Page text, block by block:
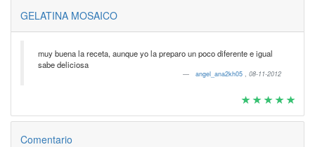
GELATINA MOSAICO
muy buena la receta, aunque yo la preparo un poco diferente e igual
sabe deliciosa
angel_ana2kh05 , 08-11-2012
Comentario